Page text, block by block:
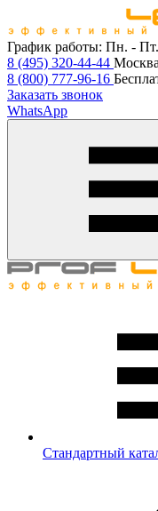
График работы: Пн. - Пт.
8 (495) 320-44-44 Москва
8 (800) 777-96-16
Заказать звонок
WhatsApp
Стандартный